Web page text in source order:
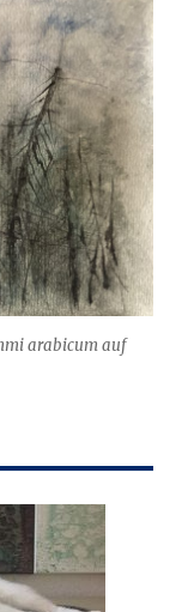
arabicum auf